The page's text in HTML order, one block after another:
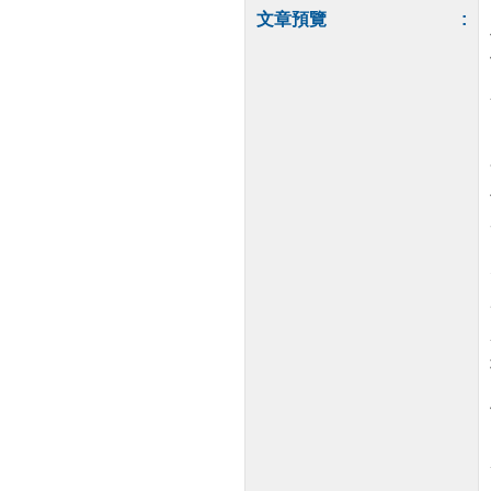
文章預覽 :